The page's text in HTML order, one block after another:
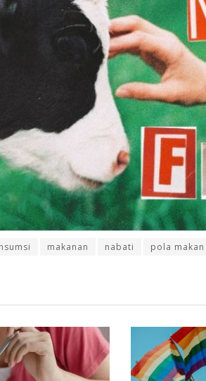
makanan nabati pola makan